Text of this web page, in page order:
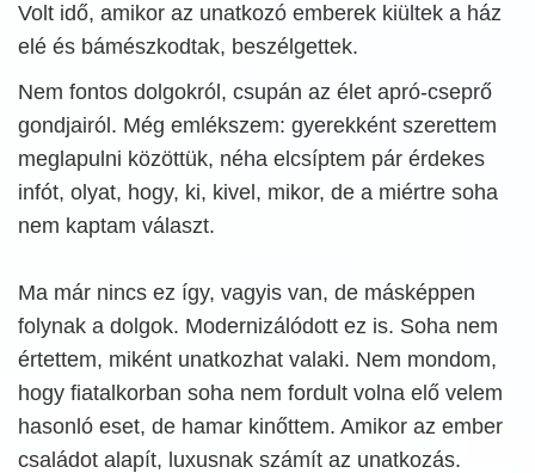
Volt idő, amikor az unatkozó emberek kiültek a ház
elé és bámészkodtak, beszélgettek.
Nem fontos dolgokról, csupán az élet apró-cseprő
gondjairól. Még emlékszem: gyerekként szerettem
meglapulni közöttük, néha elcsíptem pár érdekes
infót, olyat, hogy, ki, kivel, mikor, de a miértre soha
nem kaptam választ.
Ma már nincs ez így, vagyis van, de másképpen
folynak a dolgok. Modernizálódott ez is. Soha nem
értettem, miként unatkozhat valaki. Nem mondom,
hogy fiatalkorban soha nem fordult volna elő velem
hasonló eset, de hamar kinőttem. Amikor az ember
családot alapít, luxusnak számít az unatkozás.